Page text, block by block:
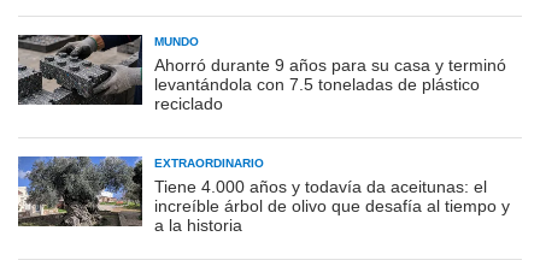
MUNDO
Ahorró durante 9 años para su casa y terminó
levantándola con 7.5 toneladas de plástico
reciclado
EXTRAORDINARIO
Tiene 4.000 años y todavía da aceitunas: el
increíble árbol de olivo que desafía al tiempo y
a la historia